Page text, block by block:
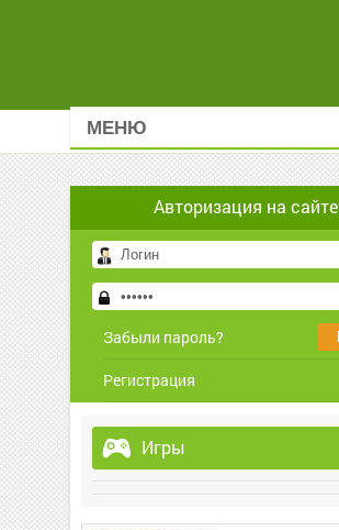
МЕНЮ
Авторизация на сайте
Забыли пароль?
Регистрация
Игры